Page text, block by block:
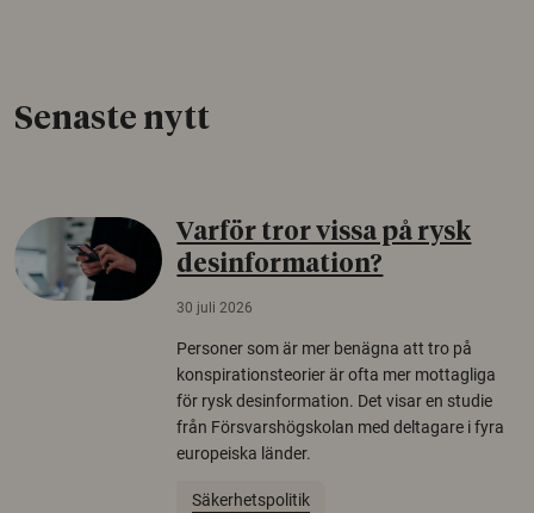
Senaste nytt
Varför tror vissa på rysk
desinformation?
30 juli 2026
Personer som är mer benägna att tro på
konspirationsteorier är ofta mer mottagliga
för rysk desinformation. Det visar en studie
från Försvarshögskolan med deltagare i fyra
europeiska länder.
Säkerhetspolitik